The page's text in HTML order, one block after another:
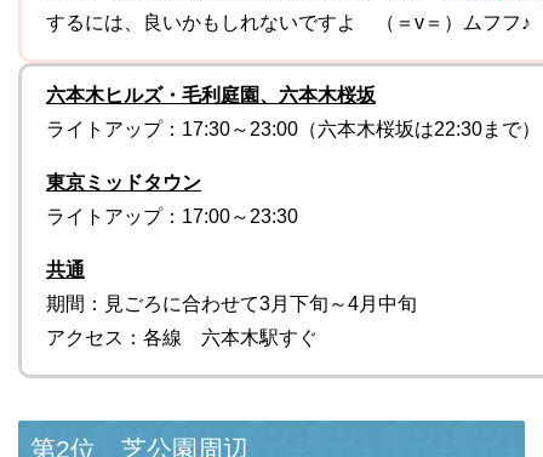
するには、良いかもしれないですよ （＝v＝）ムフフ♪
六本木ヒルズ・毛利庭園、六本木桜坂
ライトアップ：17:30～23:00（六本木桜坂は22:30まで）
東京ミッドタウン
ライトアップ：17:00～23:30
共通
期間：見ごろに合わせて3月下旬～4月中旬
アクセス：各線 六本木駅すぐ
第2位 芝公園周辺